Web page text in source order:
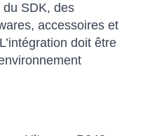
SDK, des
accessoires et
doit être